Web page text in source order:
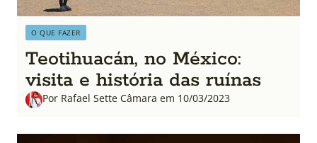
O QUE FAZER
Teotihuacán, no México:
visita e história das ruínas
Por Rafael Sette Câmara em 10/03/2023